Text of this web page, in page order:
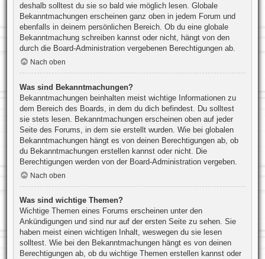
deshalb solltest du sie so bald wie möglich lesen. Globale
Bekanntmachungen erscheinen ganz oben in jedem Forum und
ebenfalls in deinem persönlichen Bereich. Ob du eine globale
Bekanntmachung schreiben kannst oder nicht, hängt von den
durch die Board-Administration vergebenen Berechtigungen ab.
Nach oben
Was sind Bekanntmachungen?
Bekanntmachungen beinhalten meist wichtige Informationen zu
dem Bereich des Boards, in dem du dich befindest. Du solltest
sie stets lesen. Bekanntmachungen erscheinen oben auf jeder
Seite des Forums, in dem sie erstellt wurden. Wie bei globalen
Bekanntmachungen hängt es von deinen Berechtigungen ab, ob
du Bekanntmachungen erstellen kannst oder nicht. Die
Berechtigungen werden von der Board-Administration vergeben.
Nach oben
Was sind wichtige Themen?
Wichtige Themen eines Forums erscheinen unter den
Ankündigungen und sind nur auf der ersten Seite zu sehen. Sie
haben meist einen wichtigen Inhalt, weswegen du sie lesen
solltest. Wie bei den Bekanntmachungen hängt es von deinen
Berechtigungen ab, ob du wichtige Themen erstellen kannst oder